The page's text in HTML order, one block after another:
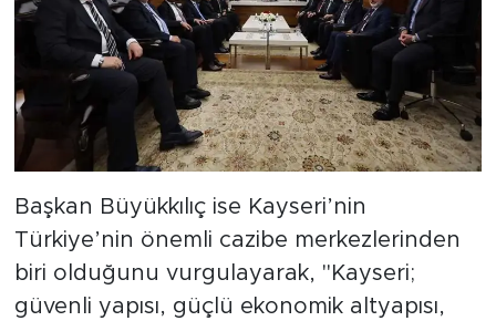
Başkan Büyükkılıç ise Kayseri’nin
Türkiye’nin önemli cazibe merkezlerinden
biri olduğunu vurgulayarak, "Kayseri;
güvenli yapısı, güçlü ekonomik altyapısı,